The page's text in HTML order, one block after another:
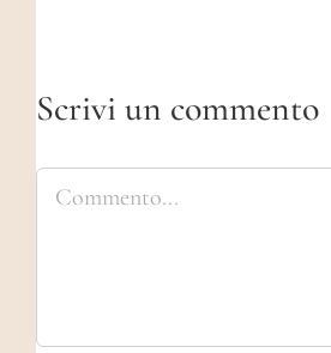
Scrivi un commento
Commento